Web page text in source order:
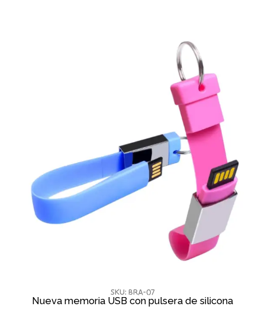
SKU: BRA-07
Nueva memoria USB con pulsera de silicona